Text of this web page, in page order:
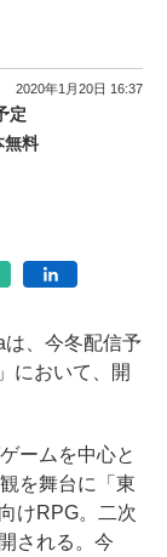
2020年1月20日 16:37
定
無料
、今冬配信予
において、開
ームを中心と
を舞台に「東
けRPG。二次
される。今